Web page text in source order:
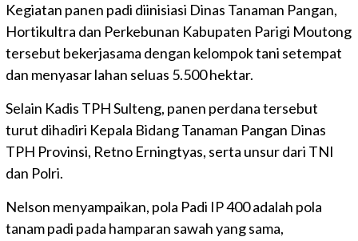
Kegiatan panen padi diinisiasi Dinas Tanaman Pangan,
Hortikultra dan Perkebunan Kabupaten Parigi Moutong
tersebut bekerjasama dengan kelompok tani setempat
dan menyasar lahan seluas 5.500 hektar.
Selain Kadis TPH Sulteng, panen perdana tersebut
turut dihadiri Kepala Bidang Tanaman Pangan Dinas
TPH Provinsi, Retno Erningtyas, serta unsur dari TNI
dan Polri.
Nelson menyampaikan, pola Padi IP 400 adalah pola
tanam padi pada hamparan sawah yang sama,